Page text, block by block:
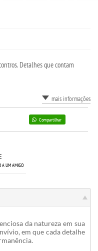
Detalhes que contam
mais informações
Compartilhar
A UM AMIGO
da natureza em sua
em que cada detalhe